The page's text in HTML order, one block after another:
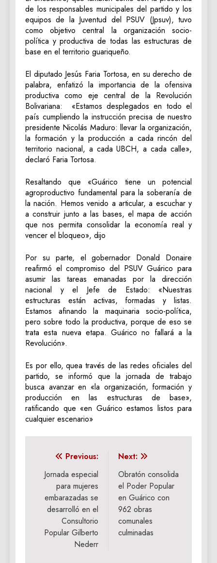
de los responsables municipales del partido y los
equipos de la Juventud del PSUV (Jpsuv), tuvo
como objetivo central la organización socio-
política y productiva de todas las estructuras de
base en el territorio guariqueño.
‎El diputado Jesús Faria Tortosa, en su derecho de
palabra, enfatizó la importancia de la ofensiva
productiva como eje central de la Revolución
Bolivariana: «Estamos desplegados en todo el
país cumpliendo la instrucción precisa de nuestro
presidente Nicolás Maduro: llevar la organización,
la formación y la producción a cada rincón del
territorio nacional, a cada UBCH, a cada calle»,
declaró Faria Tortosa.
Resaltando que «Guárico tiene un potencial
agroproductivo fundamental para la soberanía de
la nación. Hemos venido a articular, a escuchar y
a construir junto a las bases, el mapa de acción
que nos permita consolidar la economía real y
vencer el bloqueo», dijo
‎Por su parte, el gobernador Donald Donaire
reafirmó el compromiso del PSUV Guárico para
asumir las tareas emanadas por la dirección
nacional y el Jefe de Estado: «Nuestras
estructuras están activas, formadas y listas.
Estamos afinando la maquinaria socio-política,
pero sobre todo la productiva, porque de eso se
trata esta nueva etapa. Guárico no fallará a la
Revolución».
Es por ello, quea través de las redes oficiales del
partido, se informó que la jornada de trabajo
busca avanzar en «la organización, formación y
producción en las estructuras de base»,
ratificando que «en Guárico estamos listos para
cualquier escenario»
Navegación
de
entradas
Previous:
Jornada especial
para mujeres
embarazadas se
desarrolló en el
Consultorio
Popular Gilberto
Nederr
Next:
Obratón consolida
el Poder Popular
en Guárico con
962 obras
comunales
culminadas